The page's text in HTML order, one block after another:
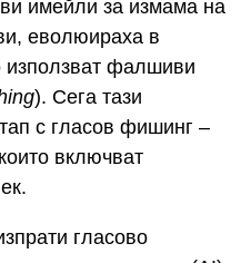
имейли за измама на
еволюираха в
използват фалшиви
). Сега тази
с гласов фишинг –
включват
гласово